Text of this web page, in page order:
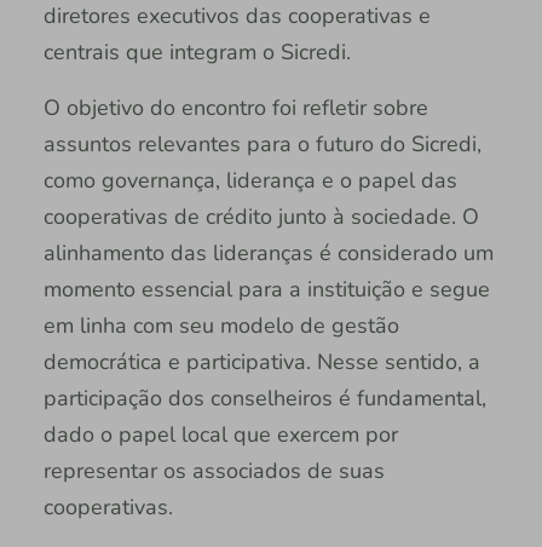
diretores executivos das cooperativas e
centrais que integram o Sicredi.
O objetivo do encontro foi refletir sobre
assuntos relevantes para o futuro do Sicredi,
como governança, liderança e o papel das
cooperativas de crédito junto à sociedade. O
alinhamento das lideranças é considerado um
momento essencial para a instituição e segue
em linha com seu modelo de gestão
democrática e participativa. Nesse sentido, a
participação dos conselheiros é fundamental,
dado o papel local que exercem por
representar os associados de suas
cooperativas.